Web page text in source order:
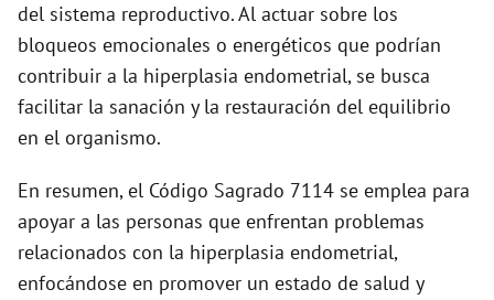
del sistema reproductivo. Al actuar sobre los
bloqueos emocionales o energéticos que podrían
contribuir a la hiperplasia endometrial, se busca
facilitar la sanación y la restauración del equilibrio
en el organismo.
En resumen, el Código Sagrado 7114 se emplea para
apoyar a las personas que enfrentan problemas
relacionados con la hiperplasia endometrial,
enfocándose en promover un estado de salud y